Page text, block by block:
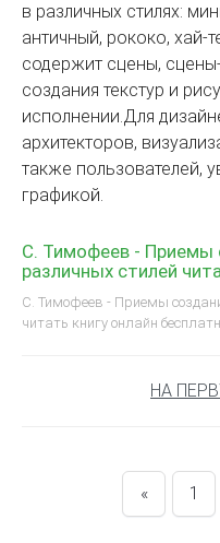
в различных стилях:
античный, рококо, хай-
содержит сцены,
создания текстур и
исполнении.Для
архитекторов,
также пользователей,
графикой.
С. Тимофеев - Приемы
различных стилей
С. Тимофеев - Приемы
читать книгу онлайн
НА
« 1